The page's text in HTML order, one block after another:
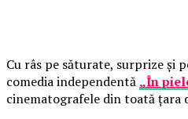
Cu râs pe săturate, surprize și
comedia independentă „În
cinematografele din toată țara